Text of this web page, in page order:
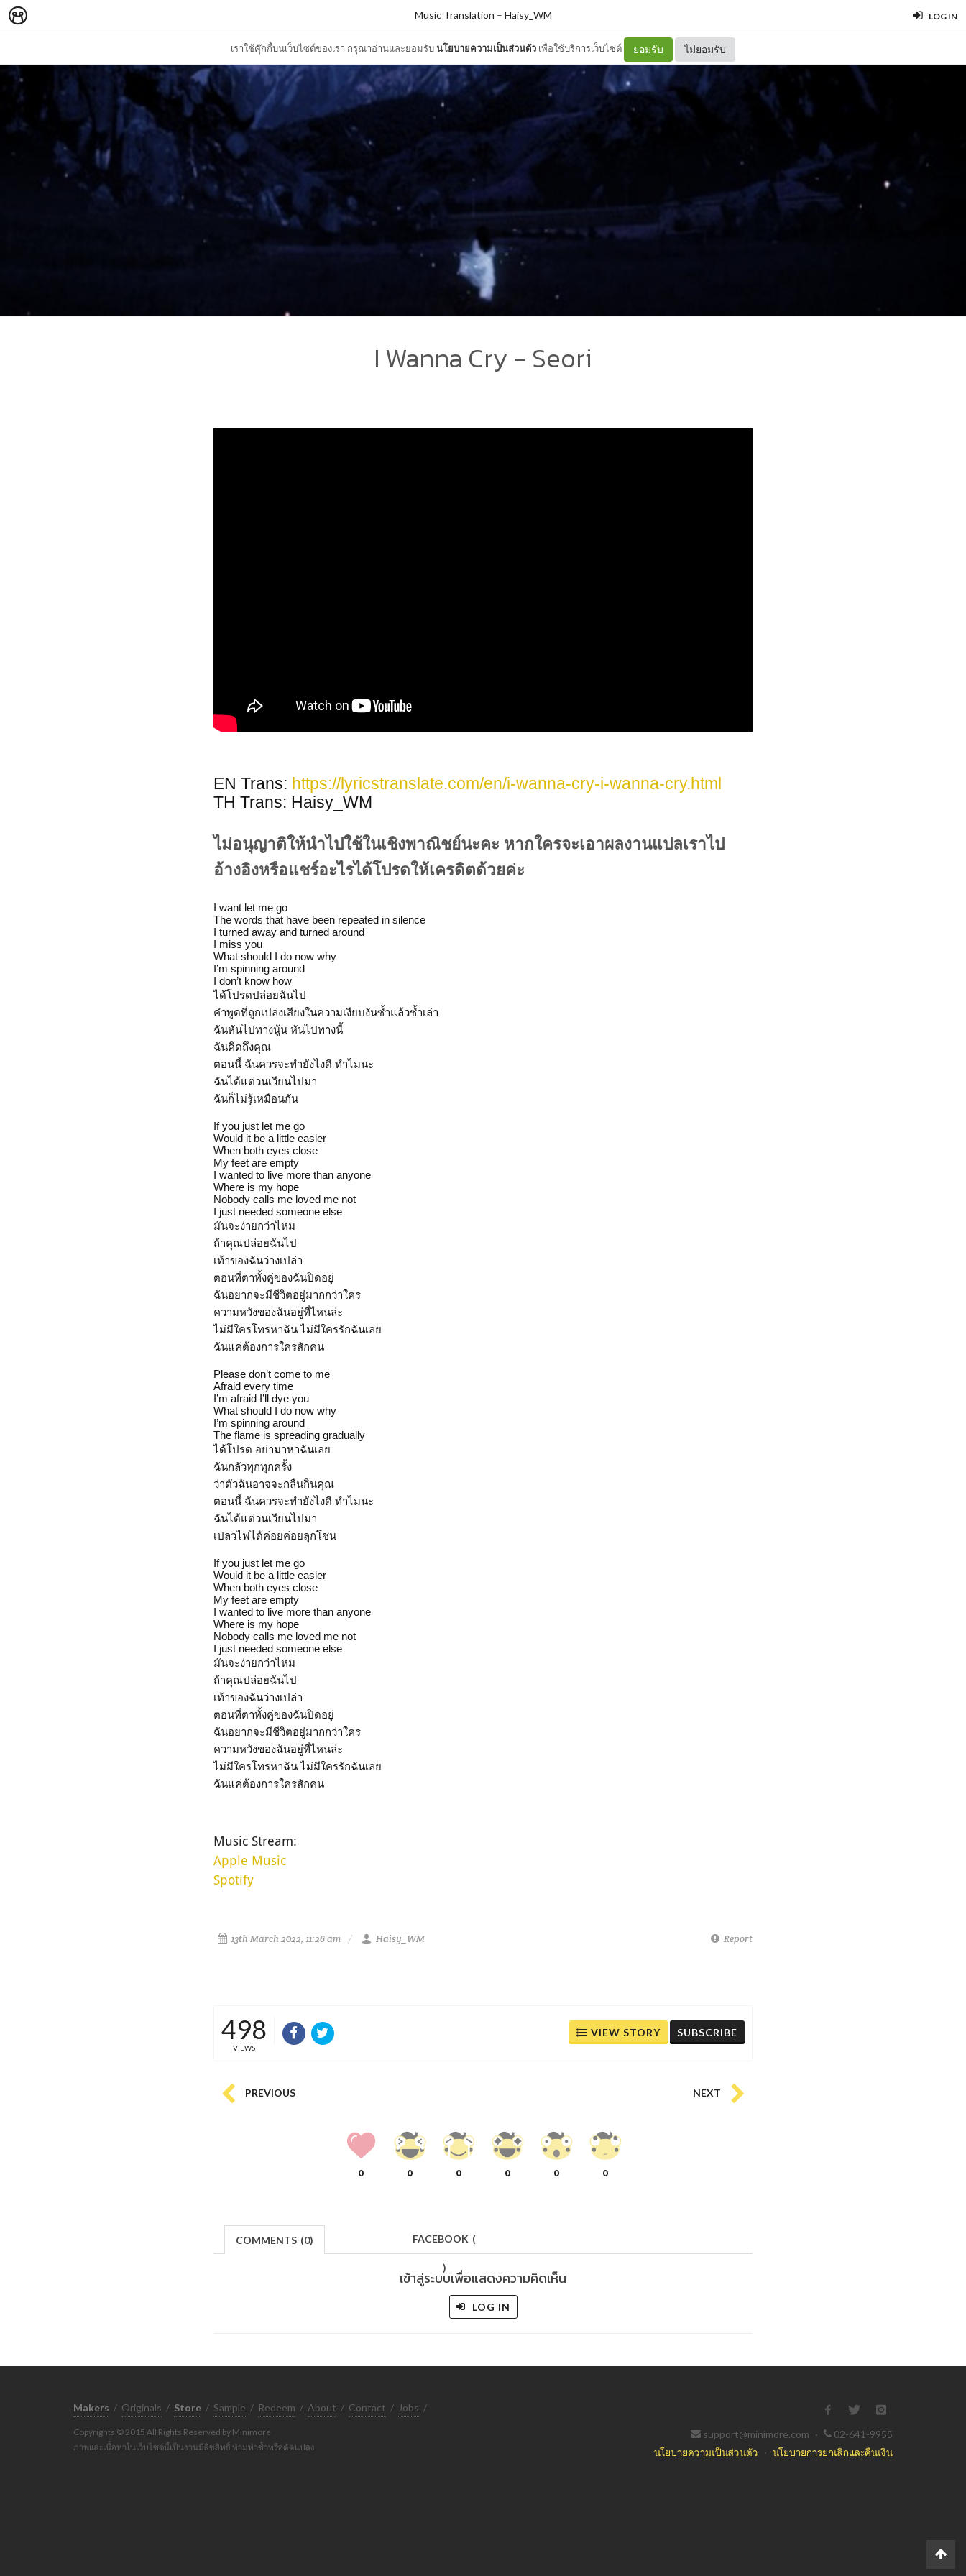
LOG IN
เราใช้คุ๊กกี้บนเว็บไซต์ของเรา กรุณาอ่านและยอมรับนโยบายความเป็นส่วนตัว เพื่อใช้บริการเว็บไซต์ ยอมรับ ไม่ยอมรับ
Music Translation – Haisy_WM
I Wanna Cry - Seori
EN Trans: https://lyricstranslate.com/en/i-wanna-cry-i-wanna-cry.html
TH Trans: Haisy_WM
ไม่อนุญาติให้นำไปใช้ในเชิงพาณิชย์นะคะ หากใครจะเอาผลงานแปลเราไป
อ้างอิงหรือแชร์อะไรได้โปรดให้เครดิตด้วยค่ะ
I want let me go
The words that have been repeated in silence
I turned away and turned around
I miss you
What should I do now why
I’m spinning around
I don’t know how
ได้โปรดปล่อยฉันไป
คำพูดที่ถูกเปล่งเสียงในความเงียบงันซ้ำแล้วซ้ำเล่า
ฉันหันไปทางนู้น หันไปทางนี้
ฉันคิดถึงคุณ
ตอนนี้ ฉันควรจะทำยังไงดี ทำไมนะ
ฉันได้แต่วนเวียนไปมา
ฉันก็ไม่รู้เหมือนกัน
If you just let me go
Would it be a little easier
When both eyes close
My feet are empty
I wanted to live more than anyone
Where is my hope
Nobody calls me loved me not
I just needed someone else
มันจะง่ายกว่าไหม
ถ้าคุณปล่อยฉันไป
เท้าของฉันว่างเปล่า
ตอนที่ตาทั้งคู่ของฉันปิดอยู่
ฉันอยากจะมีชีวิตอยู่มากกว่าใคร
ความหวังของฉันอยู่ที่ไหนล่ะ
ไม่มีใครโทรหาฉัน ไม่มีใครรักฉันเลย
ฉันแค่ต้องการใครสักคน
Please don’t come to me
Afraid every time
I’m afraid I’ll dye you
What should I do now why
I’m spinning around
The flame is spreading gradually
ได้โปรด อย่ามาหาฉันเลย
ฉันกลัวทุกทุกครั้ง
ว่าตัวฉันอาจจะกลืนกินคุณ
ตอนนี้ ฉันควรจะทำยังไงดี ทำไมนะ
ฉันได้แต่วนเวียนไปมา
เปลวไฟได้ค่อยค่อยลุกโชน
If you just let me go
Would it be a little easier
When both eyes close
My feet are empty
I wanted to live more than anyone
Where is my hope
Nobody calls me loved me not
I just needed someone else
มันจะง่ายกว่าไหม
ถ้าคุณปล่อยฉันไป
เท้าของฉันว่างเปล่า
ตอนที่ตาทั้งคู่ของฉันปิดอยู่
ฉันอยากจะมีชีวิตอยู่มากกว่าใคร
ความหวังของฉันอยู่ที่ไหนล่ะ
ไม่มีใครโทรหาฉัน ไม่มีใครรักฉันเลย
ฉันแค่ต้องการใครสักคน
Music Stream:
Apple Music
Spotify
13th March 2022, 11:26 am Haisy_WM Report
498
VIEWS
VIEW STORY SUBSCRIBE
PREVIOUS NEXT
0 0 0 0 0 0
COMMENTS (0) FACEBOOK (
)
เข้าสู่ระบบเพื่อแสดงความคิดเห็น
LOG IN
Makers / Originals / Store / Sample / Redeem / About / Contact / Jobs /
Copyrights © 2015 All Rights Reserved by Minimore
ภาพและเนื้อหาในเว็บไซต์นี้เป็นงานมีลิขสิทธิ์ ห้ามทำซ้ำหรือดัดแปลง
support@minimore.com ·
02-641-9955
นโยบายความเป็นส่วนตัว · นโยบายการยกเลิกและคืนเงิน